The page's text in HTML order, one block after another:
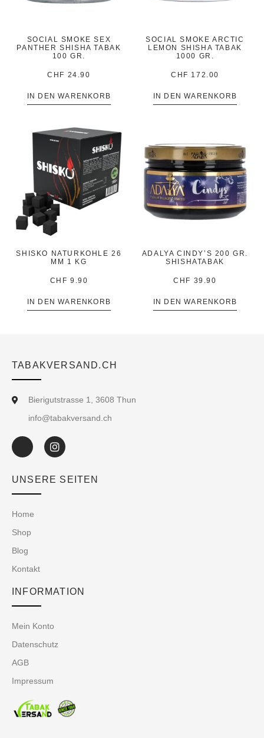
SOCIAL SMOKE SEX
PANTHER SHISHA TABAK
100 GR.
CHF 24.90
IN DEN WARENKORB
SOCIAL SMOKE ARCTIC
LEMON SHISHA TABAK
1000 GR.
CHF 172.00
IN DEN WARENKORB
SHISKO NATURKOHLE 26
MM 1 KG
CHF 9.90
IN DEN WARENKORB
ADALYA CINDY’S 200 GR.
SHISHATABAK
CHF 39.90
IN DEN WARENKORB
TABAKVERSAND.CH
Bierigutstrasse 1, 3608 Thun
info@tabakversand.ch
UNSERE SEITEN
Home
Shop
Blog
Kontakt
INFORMATION
Mein Konto
Datenschutz
AGB
Impressum